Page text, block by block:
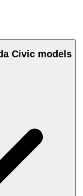
Civic models